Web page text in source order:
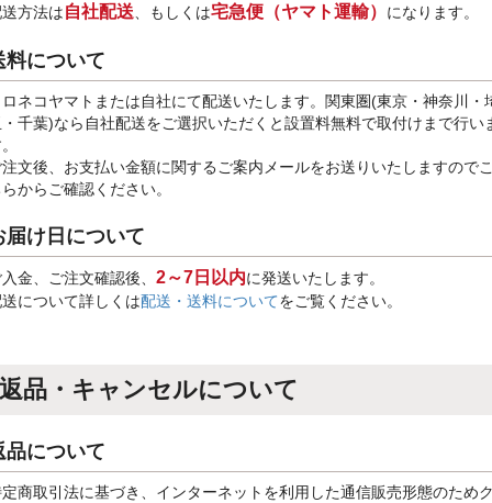
方法は自社配送 、もしくは宅急便（ヤマト運輸） になります。
料について
ネコヤマトまたは自社にて配送いたします。関東圏(東京・神奈川・
千葉)なら自社配送をご選択いただくと設置料無料で取付けまで行い
文後、お支払い金額に関するご案内メールをお送りいたしますので
からご確認ください。
届け日について
金、ご注文確認後、 2～7日以内に発送いたします。
について詳しくは配送・送料についてをご覧ください。
返品・キャンセルについて
品について
商取引法に基づき、インターネットを利用した通信販売形態のため